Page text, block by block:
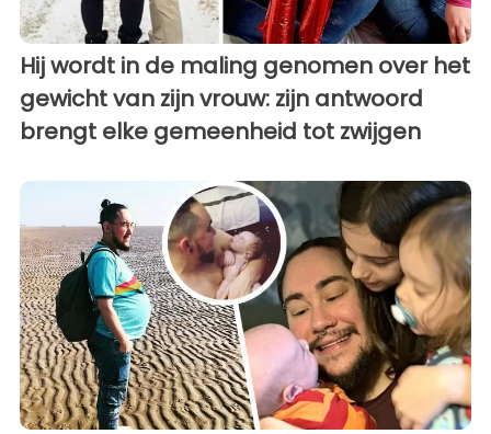
Hij wordt in de maling genomen over het
gewicht van zijn vrouw: zijn antwoord
brengt elke gemeenheid tot zwijgen